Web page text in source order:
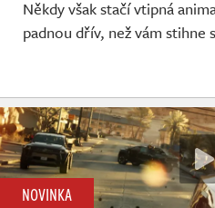
Živě
Někdy však stačí vtipná
padnou dřív, než vám
NOVINKA